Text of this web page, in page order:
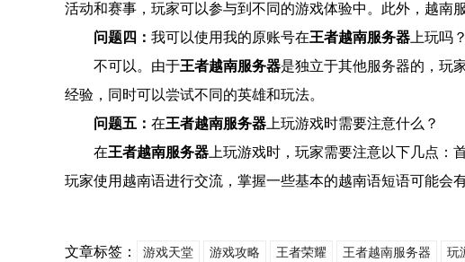
活动和赛事，玩家可以参与到不同的游戏体验中。此外，越南
问题四： 我可以使用我的原账号在王者越南服务器 上玩吗？
不可以。由于王者越南服务器是独立于其他服务器的，玩
经验，同时可以尝试不同的英雄和玩法。
问题五： 在王者越南服务器 上玩游戏时需要注意什么？
在王者越南服务器 上玩游戏时，玩家需要注意以下几点
玩家使用越南语进行交流，掌握一些基本的越南语短语可能会
文章标签： 游戏天堂 游戏攻略 王者荣耀 王者越南服务器 玩